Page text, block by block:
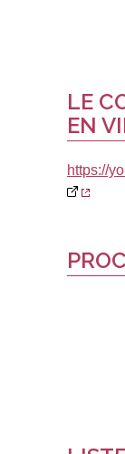
LE
EN
https://